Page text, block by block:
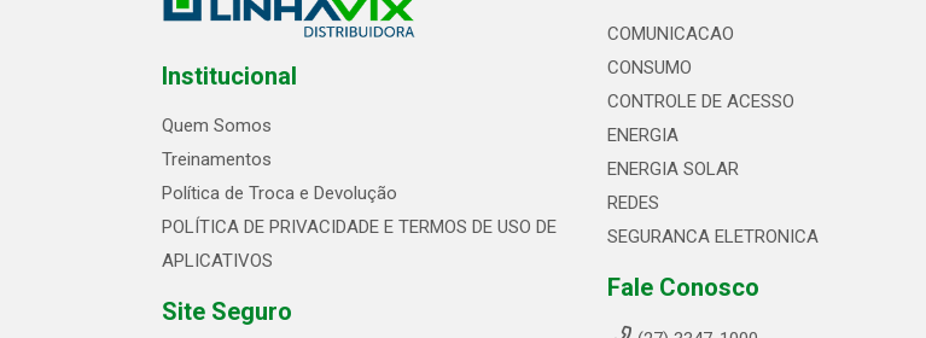
Institucional
Quem Somos
Treinamentos
Política de Troca e Devolução
POLÍTICA DE PRIVACIDADE E TERMOS DE USO DE
APLICATIVOS
Site Seguro
COMUNICACAO
CONSUMO
CONTROLE DE ACESSO
ENERGIA
ENERGIA SOLAR
REDES
SEGURANCA ELETRONICA
Fale Conosco